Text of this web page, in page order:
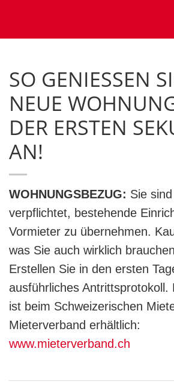
SO GENIESSEN
NEUE
DER ERSTEN
AN!
WOHNUNGSBEZUG: Sie
verpflichtet, bestehende
Vormieter zu übernehmen.
was Sie auch wirklich
Erstellen Sie in den ersten
ausführliches Antrittsprotokoll.
ist beim Schweizerischen
Mieterverband erhältlich:
www.mieterverband.ch